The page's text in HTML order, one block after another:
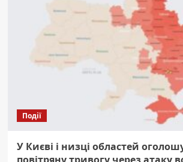
невідомого
загинула
Події
У Києві і низці областей